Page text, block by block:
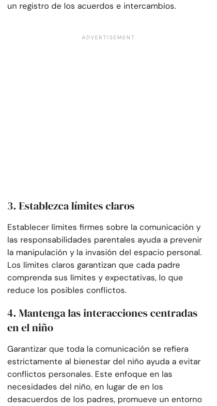
un registro de los acuerdos e intercambios.
3. Establezca límites claros
Establecer límites firmes sobre la comunicación y
las responsabilidades parentales ayuda a prevenir
la manipulación y la invasión del espacio personal.
Los límites claros garantizan que cada padre
comprenda sus límites y expectativas, lo que
reduce los posibles conflictos.
4. Mantenga las interacciones centradas
en el niño
Garantizar que toda la comunicación se refiera
estrictamente al bienestar del niño ayuda a evitar
conflictos personales. Este enfoque en las
necesidades del niño, en lugar de en los
desacuerdos de los padres, promueve un entorno